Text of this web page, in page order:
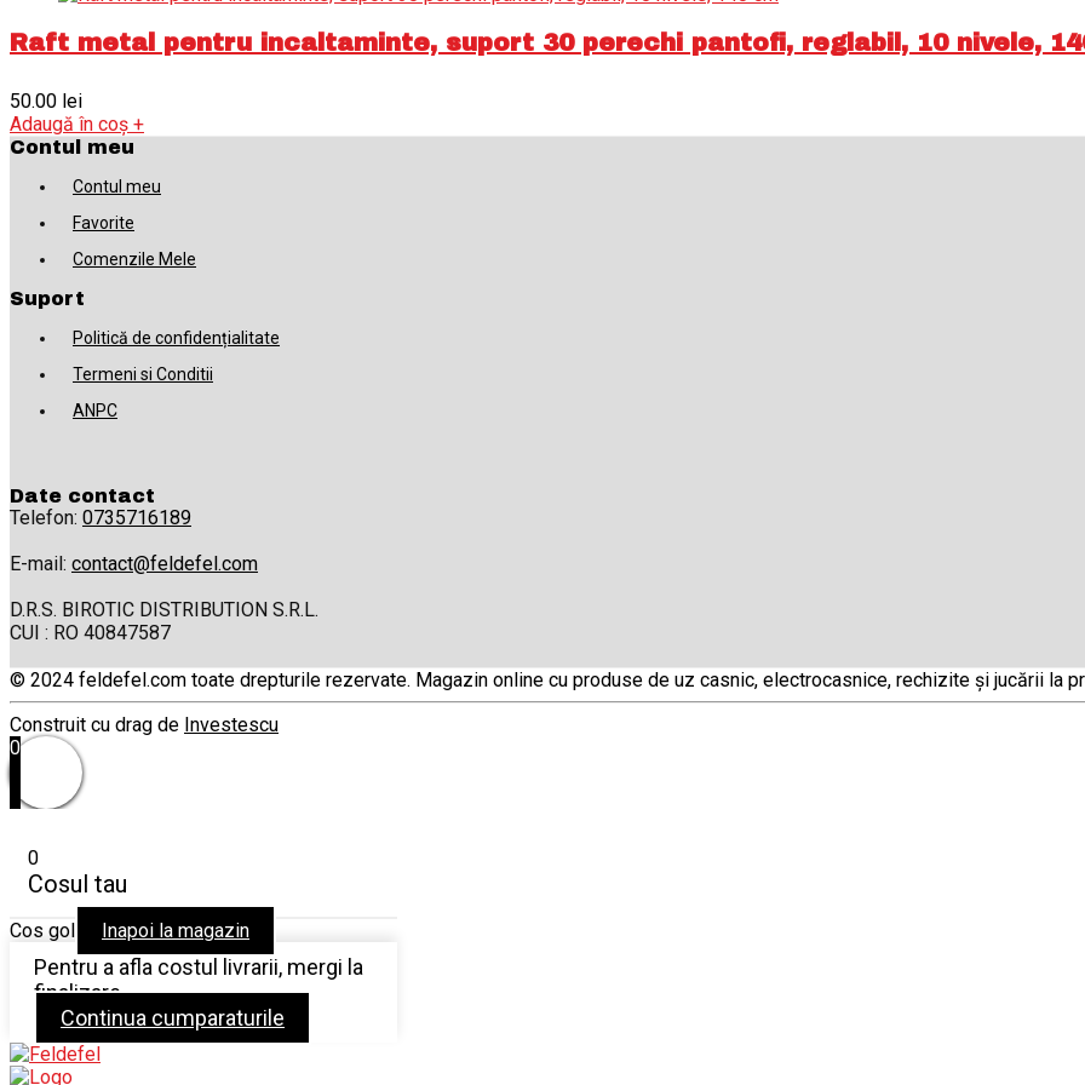
Raft metal pentru incaltaminte, suport 30 perechi pantofi, reglabil, 10 nivele,
50.00 lei
Adaugă în coș +
Contul meu
Contul meu
Favorite
Comenzile Mele
Suport
Politică de confidențialitate
Termeni si Conditii
ANPC
Date contact
Telefon: 0735716189
E-mail: contact@feldefel.com
D.R.S. BIROTIC DISTRIBUTION S.R.L.
CUI : RO 40847587
© 2024 feldefel.com toate drepturile rezervate. Magazin online cu produse de uz casnic, electrocasnice, rechizite și jucării la
Construit cu drag de Investescu
0
0
Cosul tau
Cos gol Inapoi la magazin
Pentru a afla costul livrarii, mergi la
finalizare
Continua cumparaturile